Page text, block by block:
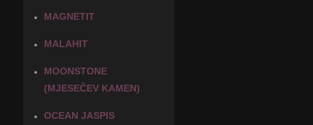
MAGNETIT
MALAHIT
MOONSTONE
(MJESEČEV KAMEN)
OCEAN JASPIS